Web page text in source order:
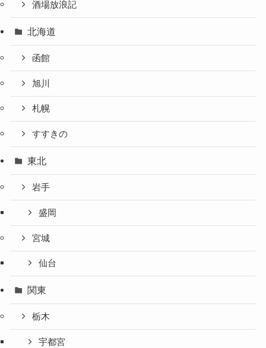
酒場放浪記
北海道
函館
旭川
札幌
すすきの
東北
岩手
盛岡
宮城
仙台
関東
栃木
宇都宮